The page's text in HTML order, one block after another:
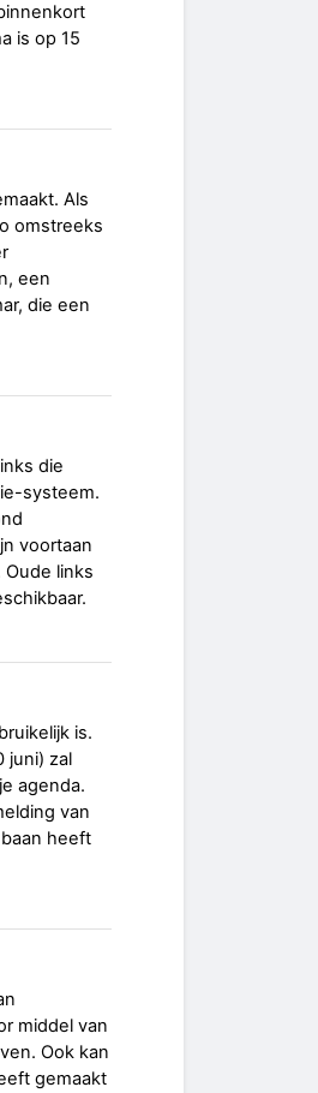
is op 15
Als
omstreeks
een
die een
die
systeem.
voortaan
links
is.
juni) zal
agenda.
van
heeft
middel van
Ook kan
gemaakt